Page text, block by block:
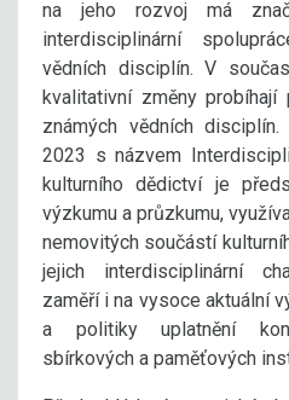
na jeho rozvoj má
interdisciplinární
vědních disciplín. V
kvalitativní změny probíhají
známých vědních
2023 s názvem
kulturního dědictví je
výzkumu a průzkumu,
nemovitých součástí
jejich interdisciplinární
zaměří i na vysoce aktuální
a politiky uplatnění
sbírkových a paměťových